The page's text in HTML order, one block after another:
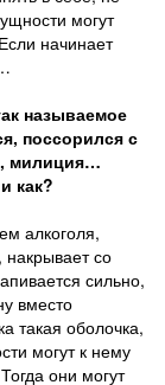
могут
начинает
называемое
поссорился с
милиция…
как?
алкоголя,
накрывает со
сильно,
вместо
такая оболочка,
могут к нему
они могут